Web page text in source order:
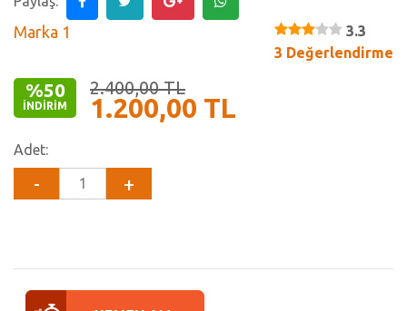
3.3
3 Değerlendirme
Marka 1
%50
İNDIRIM
2.400,00 TL
1.200,00 TL
Adet: